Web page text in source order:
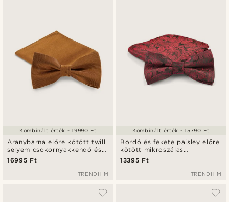
Aranybarna előre kötött twill
selyem csokornyakkendő és
díszzsebkendő szett
16995 Ft
Kombinált érték - 19990 Ft
TRENDHIM
Bordó és fekete paisley előre
kötött mikroszálas
csokornyakkendő és
díszzsebkendő szett
13395 Ft
Kombinált érték - 15790 Ft
TRENDHIM